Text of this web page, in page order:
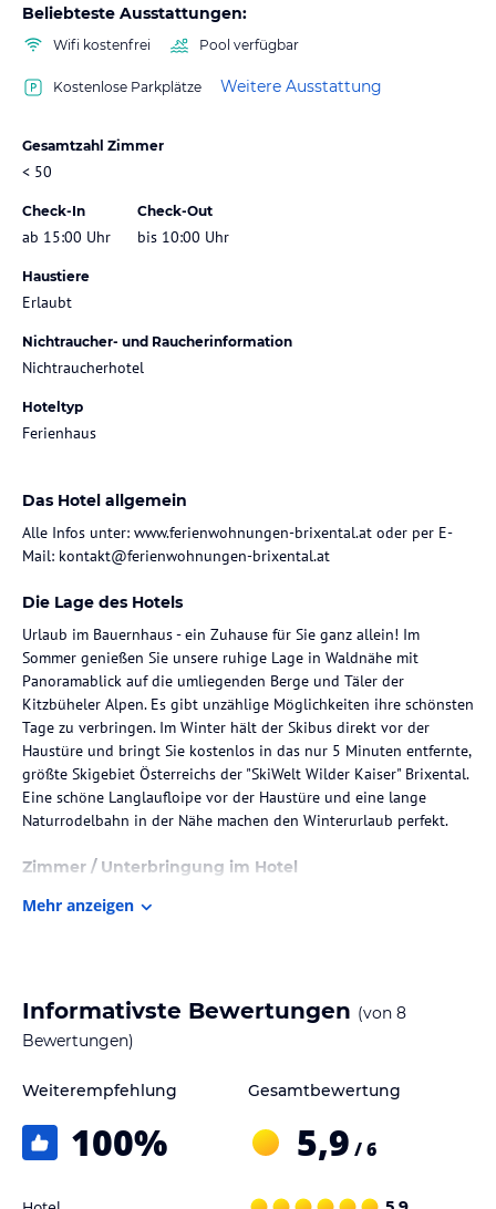
Beliebteste Ausstattungen:
Wifi kostenfrei Pool verfügbar
Kostenlose Parkplätze Weitere Ausstattung
Gesamtzahl Zimmer
< 50
Check-In
ab 15:00 Uhr
Check-Out
bis 10:00 Uhr
Haustiere
Erlaubt
Nichtraucher- und Raucherinformation
Nichtraucherhotel
Hoteltyp
Ferienhaus
Das Hotel allgemein
Alle Infos unter: www.ferienwohnungen-brixental.at oder per E-
Mail: kontakt@ferienwohnungen-brixental.at
Die Lage des Hotels
Urlaub im Bauernhaus - ein Zuhause für Sie ganz allein! Im
Sommer genießen Sie unsere ruhige Lage in Waldnähe mit
Panoramablick auf die umliegenden Berge und Täler der
Kitzbüheler Alpen. Es gibt unzählige Möglichkeiten ihre schönsten
Tage zu verbringen. Im Winter hält der Skibus direkt vor der
Haustüre und bringt Sie kostenlos in das nur 5 Minuten entfernte,
größte Skigebiet Österreichs der "SkiWelt Wilder Kaiser" Brixental.
Eine schöne Langlaufloipe vor der Haustüre und eine lange
Naturrodelbahn in der Nähe machen den Winterurlaub perfekt.
Zimmer / Unterbringung im Hotel
Sie bewohnen das gesamte Ferienhaus mit ca. 200 m² Wohnfläche,
gemütlich zusammensitzen können .
Im Winter hält der Skibus direkt vor der Haustüre und bringt Sie
Österreichs der "SkiWelt Wilder Kaiser" Brixental. Eine schöne
Langlaufloipe vor der Haustüre und eine lange Naturrodelbahn in
Mehr anzeigen
Informativste Bewertungen (von 8
Bewertungen)
Weiterempfehlung
100%
Gesamtbewertung
5,9 / 6